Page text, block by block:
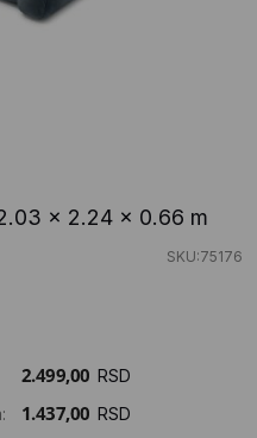
x 2.24 x 0.66 m
SKU:75176
RSD
RSD